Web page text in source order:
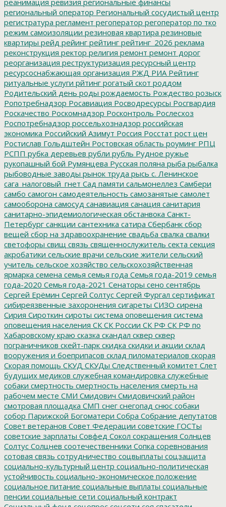
региональный оператор Региональный сосудистый центр
регистратура регламент регоператор регоператор по тко
режим самоизоляции резиновая квартира резиновые
квартиры рейд рейинг рейтинг рейтинг_2026 реклама
реконструкция ректор религия ремонт ремонт дорог
реорганизация реструктуризация ресурсный центр
ресурсоснабжающая организация РЖД РИА Рейтинг
ритуальные услуги рйтинг рогатый скот роддом
Родительский день роды рождаемость Рождество розыск
Ропотребнадзор Росавиация Росводресурсы Росгвардия
Роскачество Роскомнадзор Росконтроль Рослесхоз
Роспотребнадзор россельхознадзор российская
экономика Российский Азимут Россия Росстат рост цен
Ростислав Гольдштейн Ростовская область роуминг РПЦ
РСПП рубка деревьев рубли рубль Рудное ружье
рукопашный бой Румянцева Русская поляна рыба рыбалка
рыбоводные заводы рынок труда рысь с. Ленинское
сага_налоговый_гнет Сад памяти сальмонеллез Самбери
самбо самогон самодеятельность самозанятые самолет
самооборона самосуд санавиация санация санитария
санитарно-эпидемиологическая обстанвока Санкт-
Петербург санкции сантехника сатира Сбербанк сбор
вещей сбор на здравоохранение свадьба свалка свалки
светофоры свищ связь священнослужитель секта секция
акробатики сельские врачи сельские жители сельский
учитель сельское хозяйство сельскохозяйственная
ярмарка семена семья семья года Семья года-2019 семья
года-2020 Семья года-2021 Сенаторы сено сентябрь
Сергей Ерёмин Сергей Солтус Сергей Фургал сертификат
сибиреязвенные захоронения сигареты СИЗО сирена
Сирия Сироткин сироты система оповещения система
оповещения населения СК СК России СК РФ СК РФ по
Хабаровскому краю сказка скандал сквер сквер
пограничников скейт-парк скидка скидки и акции склад
вооружения и боеприпасов склад пиломатериалов скорая
Скорая помощь СКУД СКУДы Следственный комитет Слет
будущих медиков служебная командировка служебные
собаки смертность смертность населения смерть на
рабочем месте СМИ Смидович Смидовичский район
смотровая площадка СМП снег снегопад снюс собаки
собор Парижской Богоматери Собра Собрание депутатов
Совет ветеранов Совет Федерации советские ГОСТы
советские зарплаты Совфед Сокол сокращения Солнцев
Солтус Солцнев соотечественники Сопка соревнования
сотовая связь сотрудничество соцвыплаты соцзащита
социально-культурный центр социально-политическая
устойчивость социально-экономическое положение
социальное питание социальные выплаты социальные
пенсии социальные сети социальный контракт